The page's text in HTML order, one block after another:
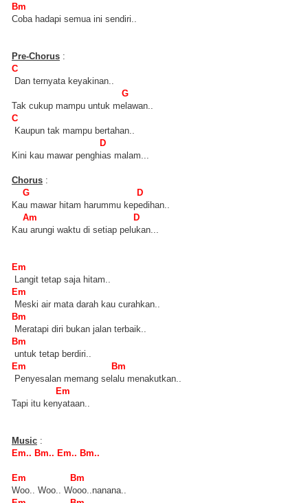
Bm
Coba hadapi semua ini sendiri..
Pre-Chorus :
C
Dan ternyata keyakinan..
G
Tak cukup mampu untuk melawan..
C
Kaupun tak mampu bertahan..
D
Kini kau mawar penghias malam...
Chorus :
G D
Kau mawar hitam harummu kepedihan..
Am D
Kau arungi waktu di setiap pelukan...
Em
Langit tetap saja hitam..
Em
Meski air mata darah kau curahkan..
Bm
Meratapi diri bukan jalan terbaik..
Bm
untuk tetap berdiri..
Em Bm
Penyesalan memang selalu menakutkan..
Em
Tapi itu kenyataan..
Music :
Em.. Bm.. Em.. Bm..
Em Bm
Woo.. Woo.. Wooo..nanana..